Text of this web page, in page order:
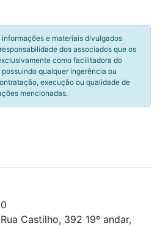
e materiais divulgados
dos associados que os
como facilitadora do
qualquer ingerência ou
execução ou qualidade de
mencionadas.
Castilho, 392 19º andar,